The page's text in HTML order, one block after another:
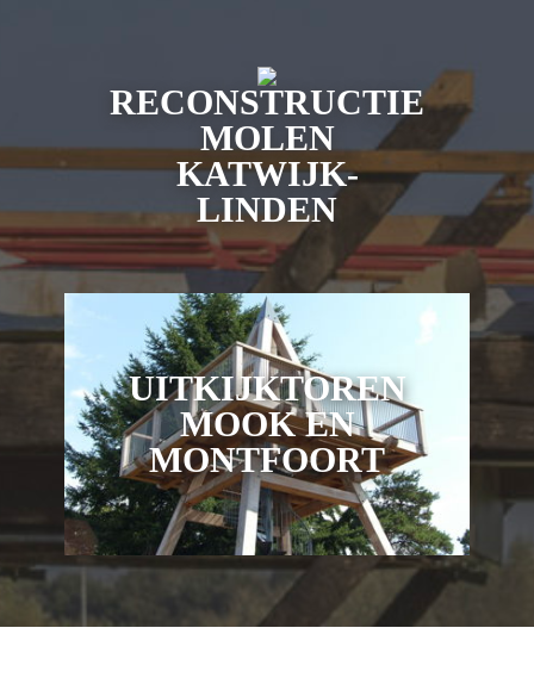
RECONSTRUCTIE
MOLEN
KATWIJK-
LINDEN
UITKIJKTOREN
MOOK EN
MONTFOORT